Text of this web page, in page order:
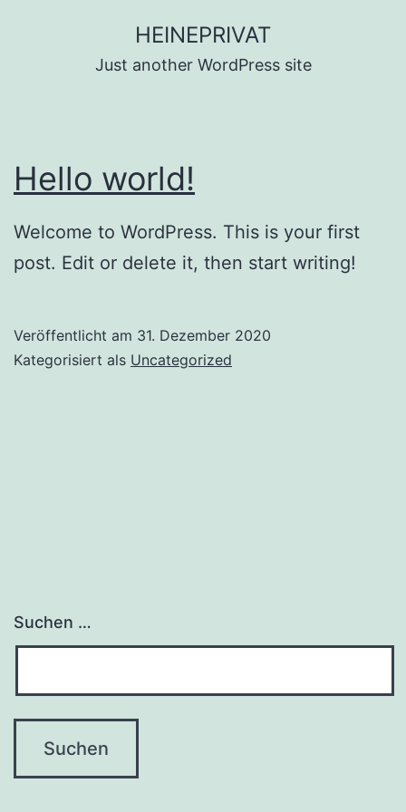
HEINEPRIVAT
Just another WordPress site
Hello world!
Welcome to WordPress. This is your first
post. Edit or delete it, then start writing!
Veröffentlicht am 31. Dezember 2020
Kategorisiert als Uncategorized
Suchen …